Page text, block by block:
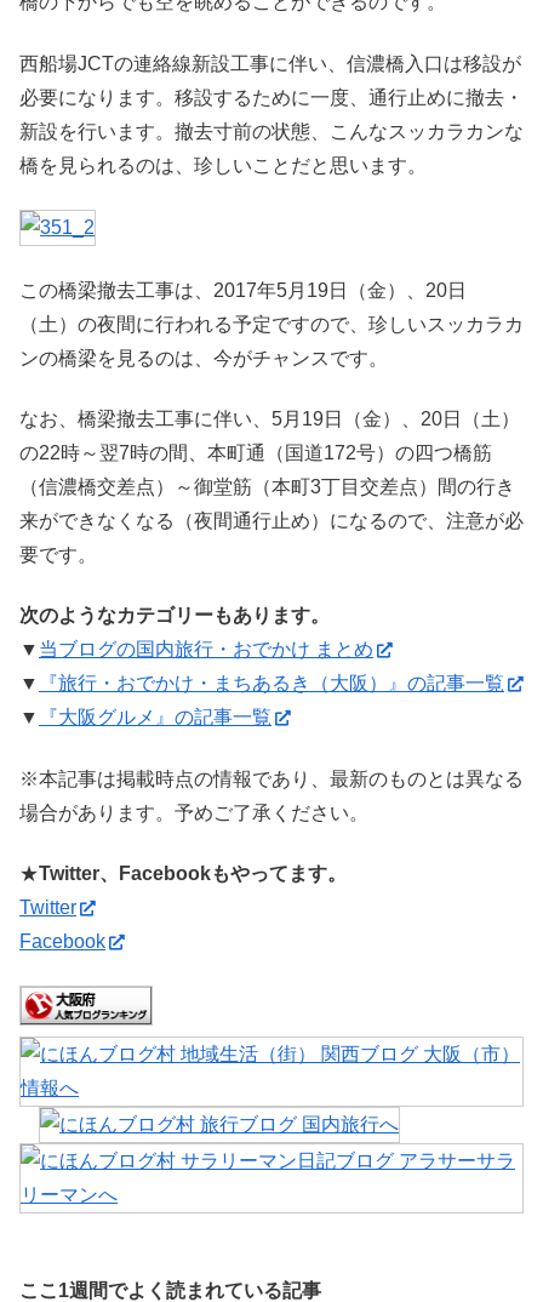
西船場JCTの連絡線新設工事に伴い、信濃橋入口は移設が
必要になります。移設するために一度、通行止めに撤去・
新設を行います。撤去寸前の状態、こんなスッカラカンな
橋を見られるのは、珍しいことだと思います。
この橋梁撤去工事は、2017年5月19日（金）、20日
（土）の夜間に行われる予定ですので、珍しいスッカラカ
ンの橋梁を見るのは、今がチャンスです。
なお、橋梁撤去工事に伴い、5月19日（金）、20日（土）
の22時～翌7時の間、本町通（国道172号）の四つ橋筋
（信濃橋交差点）～御堂筋（本町3丁目交差点）間の行き
来ができなくなる（夜間通行止め）になるので、注意が必
要です。
次のようなカテゴリーもあります。
▼ 当ブログの国内旅行・おでかけ まとめ
▼
『旅行・おでかけ・まちあるき（大阪）』の記事一覧
▼
『大阪グルメ』の記事一覧
※本記事は掲載時点の情報であり、最新のものとは異なる
場合があります。予めご了承ください。
★Twitter、Facebookもやってます。
Twitter
Facebook
ここ1週間でよく読まれている記事